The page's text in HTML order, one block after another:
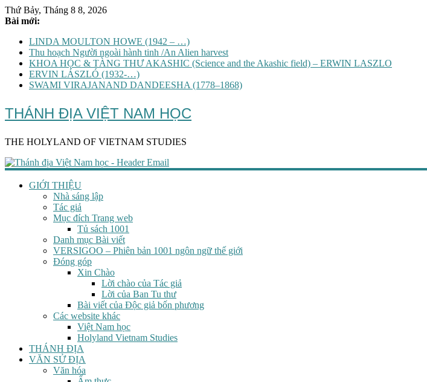
Thứ Bảy, Tháng 8 8, 2026
Bài mới:
LINDA MOULTON HOWE (1942 – …)
Thu hoạch Người ngoài hành tinh /An Alien harvest
KHOA HỌC & TÀNG THƯ AKASHIC (Science and the Akashic field) – ERWIN LASZLO
ERVIN LÁSZLÓ (1932-…)
SWAMI VIRAJANAND DANDEESHA (1778–1868)
THÁNH ĐỊA VIỆT NAM HỌC
THE HOLYLAND OF VIETNAM STUDIES
GIỚI THIỆU
Nhà sáng lập
Tác giả
Mục đích Trang web
Tủ sách 1001
Danh mục Bài viết
VERSIGOO – Phiên bản 1001 ngôn ngữ thế giới
Đóng góp
Xin Chào
Lời chào của Tác giả
Lời của Ban Tu thư
Bài viết của Độc giả bốn phương
Các website khác
Việt Nam học
Holyland Vietnam Studies
THÁNH ĐỊA
VĂN SỬ ĐỊA
Văn hóa